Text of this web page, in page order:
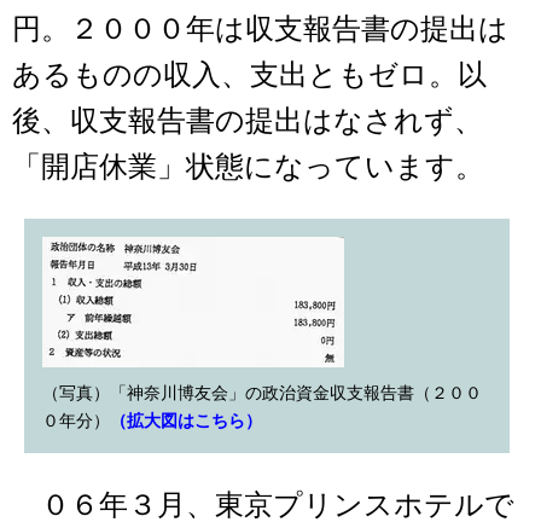
円。２０００年は収支報告書の提出は
あるものの収入、支出ともゼロ。以
後、収支報告書の提出はなされず、
「開店休業」状態になっています。
（写真）「神奈川博友会」の政治資金収支報告書（２００
０年分）
（拡大図はこちら）
０６年３月、東京プリンスホテルで